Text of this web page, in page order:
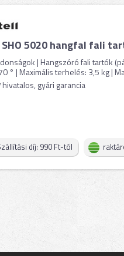
5020 hangfal fali
| Hangszóró fali tartók
° | Maximális terhelés: 3,5 kg |
hivatalos, gyári garancia
díj: 990 Ft-tól